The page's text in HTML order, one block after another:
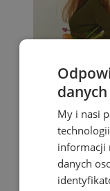
danych
My i nasi
informacji
danych